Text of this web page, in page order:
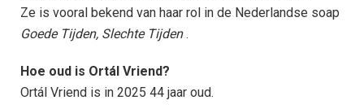
Ze is vooral bekend van haar rol in de Nederlandse soap
Goede Tijden, Slechte Tijden.
Hoe oud is Ortál Vriend?
Ortál Vriend is in 2025 44 jaar oud.